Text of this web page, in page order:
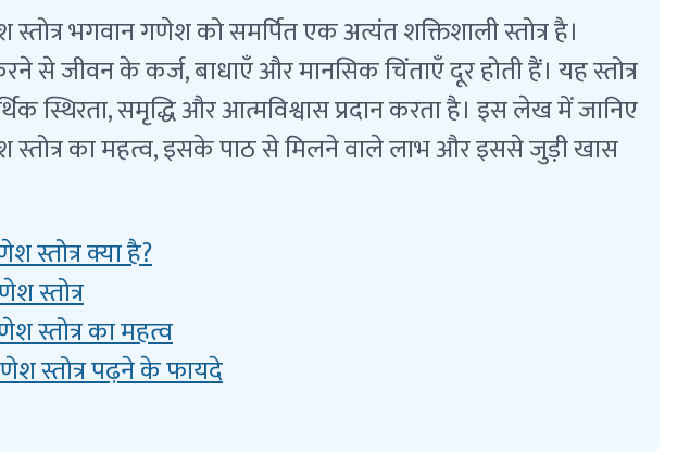
भगवान गणेश को समर्पित एक अत्यंत शक्तिशाली स्तोत्र है।
से जीवन के कर्ज, बाधाएँ और मानसिक चिंताएँ दूर होती हैं। यह स्तोत्र
स्थिरता, समृद्धि और आत्मविश्वास प्रदान करता है। इस लेख में जानिए
स्तोत्र का महत्व, इसके पाठ से मिलने वाले लाभ और इससे जुड़ी खास
स्तोत्र क्या है?
स्तोत्र
स्तोत्र का महत्व
स्तोत्र पढ़ने के फायदे